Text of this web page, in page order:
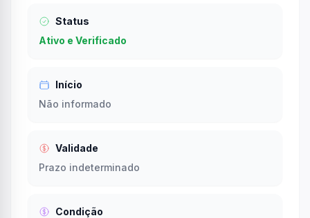
Status
Ativo e Verificado
Início
Não informado
Validade
Prazo indeterminado
Condição